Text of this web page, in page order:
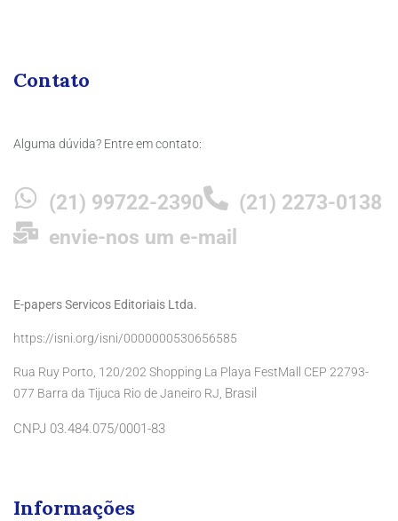
Contato
Alguma dúvida? Entre em contato:
(21) 99722-2390
(21) 2273-0138
envie-nos um e-mail
E-papers Servicos Editoriais Ltda.
https://isni.org/isni/0000000530656585
Rua Ruy Porto, 120/202 Shopping La Playa FestMall CEP 22793-
077 Barra da Tijuca Rio de Janeiro RJ, Brasil
CNPJ 03.484.075/0001-83
Informações